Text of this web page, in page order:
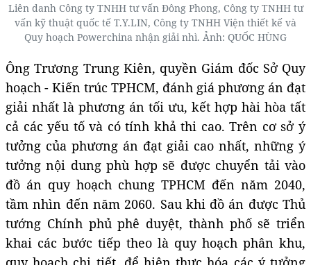
Liên danh Công ty TNHH tư vấn Đông Phong, Công ty TNHH tư
vấn kỹ thuật quốc tế T.Y.LIN, Công ty TNHH Viện thiết kế và
Quy hoạch Powerchina nhận giải nhì. Ảnh: QUỐC HÙNG
Ông Trương Trung Kiên, quyền Giám đốc Sở Quy
hoạch - Kiến trúc TPHCM, đánh giá phương án đạt
giải nhất là phương án tối ưu, kết hợp hài hòa tất
cả các yếu tố và có tính khả thi cao. Trên cơ sở ý
tưởng của phương án đạt giải cao nhất, những ý
tưởng nội dung phù hợp sẽ được chuyển tải vào
đồ án quy hoạch chung TPHCM đến năm 2040,
tầm nhìn đến năm 2060. Sau khi đồ án được Thủ
tướng Chính phủ phê duyệt, thành phố sẽ triển
khai các bước tiếp theo là quy hoạch phân khu,